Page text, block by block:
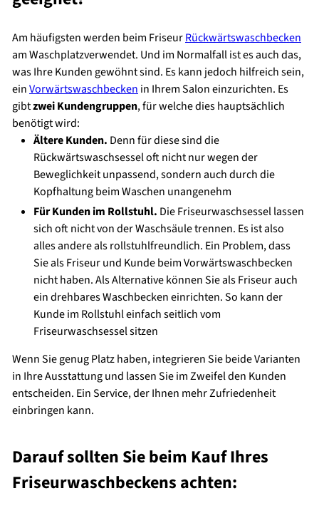
Am häufigsten werden beim FriseurRückwärtswaschbecken
am Waschplatzverwendet. Und im Normalfall ist es auch das,
was Ihre Kunden gewöhnt sind. Es kann jedoch hilfreich sein,
einVorwärtswaschbeckenin Ihrem Salon einzurichten. Es
gibtzwei Kundengruppen, für welche dies hauptsächlich
benötigt wird:
Ältere Kunden. Denn für diese sind die
Rückwärtswaschsessel oft nicht nur wegen der
Beweglichkeit unpassend, sondern auch durch die
Kopfhaltung beim Waschen unangenehm
Für Kunden im Rollstuhl. Die Friseurwaschsessel lassen
sich oft nicht von der Waschsäule trennen. Es ist also
alles andere als rollstuhlfreundlich. Ein Problem, dass
Sie als Friseur und Kunde beim Vorwärtswaschbecken
nicht haben. Als Alternative können Sie als Friseur auch
ein drehbares Waschbecken einrichten. So kann der
Kunde im Rollstuhl einfach seitlich vom
Friseurwaschsessel sitzen
Wenn Sie genug Platz haben, integrieren Sie beide Varianten
in Ihre Ausstattung und lassen Sie im Zweifel den Kunden
entscheiden. Ein Service, der Ihnen mehr Zufriedenheit
einbringen kann.
Darauf sollten Sie beim Kauf Ihres
Friseurwaschbeckens achten: